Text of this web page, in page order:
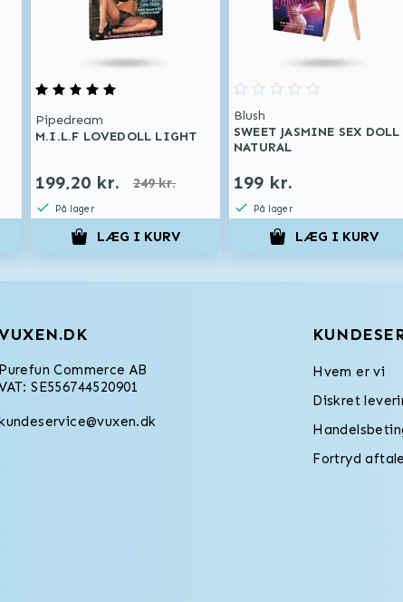
Pipedream
M.I.L.F LOVEDOLL LIGHT
199,20 kr. 249 kr.
På lager
LÆG I KURV
Blush
SWEET JASMINE SEX DOLL
NATURAL
199 kr.
På lager
LÆG I KURV
Purefun Commerce AB
SE556744520901
kundeservice@vuxen.dk
Hvem er vi
Diskret
Fortryd aftale